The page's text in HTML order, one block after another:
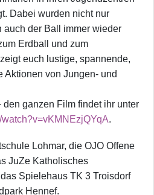
Dabei wurden nicht nur
auch der Ball immer wieder
Erdball und zum
euch lustige, spannende,
Aktionen von Jungen- und
den ganzen Film findet ihr unter
.
Lohmar, die OJO Offene
JuZe Katholisches
Spielehaus TK 3 Troisdorf
Hennef.